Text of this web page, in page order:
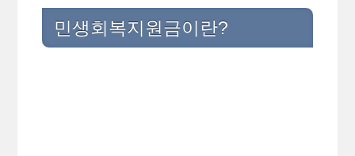
민생회복지원금이란?